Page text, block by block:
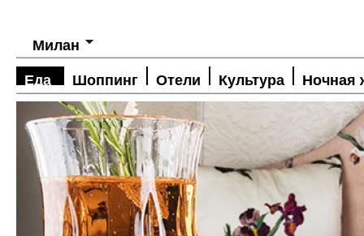
Милан
Еда Шоппинг Отели Культура Ночная